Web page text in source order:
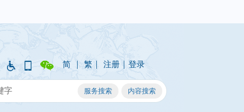
简 | 繁 | 注册 | 登录